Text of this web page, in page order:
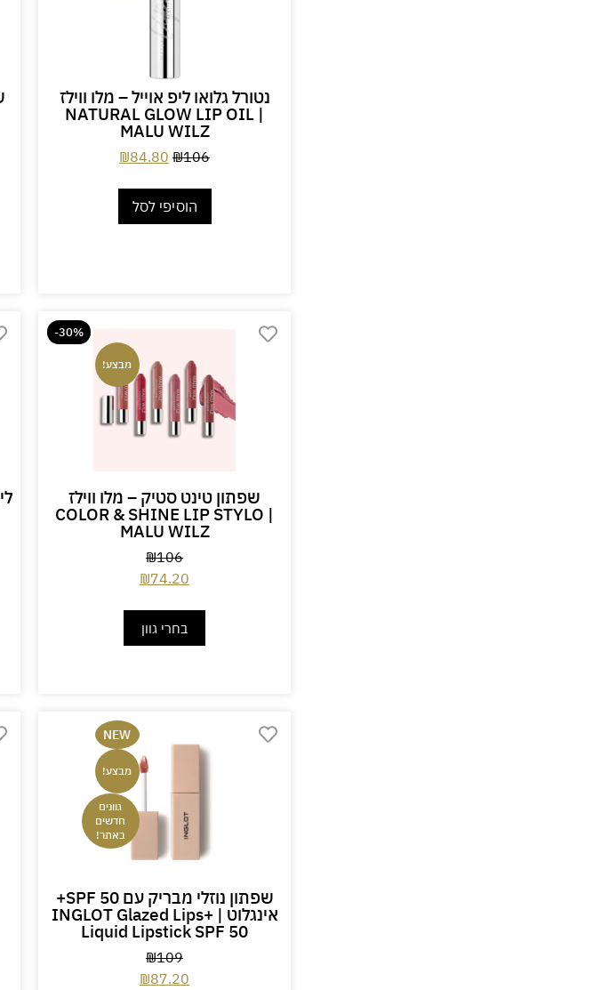
נטורל גלואו ליפ אוייל – מלו ווילז
NATURAL GLOW LIP OIL |
MALU WILZ
₪106
₪84.80
הוסיפי לסל
-30%
מבצע!
שפתון טינט סטיק – מלו ווילז
COLOR & SHINE LIP STYLO |
MALU WILZ
₪106
₪74.20
בחרי גוון
NEW
מבצע!
גוונים
חדשים
באתר!
שפתון נוזלי מבריק עם SPF 50+
אינגלוט | +INGLOT Glazed Lips
Liquid Lipstick SPF 50
₪109
₪87.20